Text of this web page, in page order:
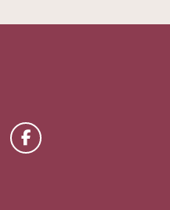
Lien vers facebook